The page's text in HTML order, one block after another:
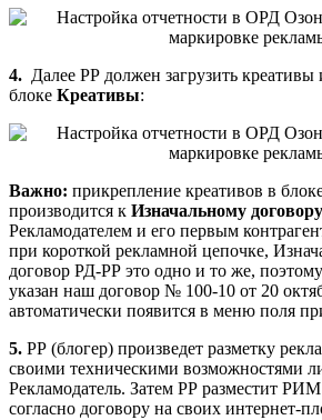
4. Далее РР должен загрузить
блоке Креативы:
Важно: прикрепление креативов в
производится к Изначальному договору
Рекламодателем и его первым
при короткой рекламной цепочке,
договор РД-РР это одно и то же,
указан наш договор № 100-10 от 20
автоматически появится в меню поля
5. РР (блогер) произведет разметку
своими техническими возможностями
Рекламодатель. Затем РР разместит
согласно договору на своих интернет-